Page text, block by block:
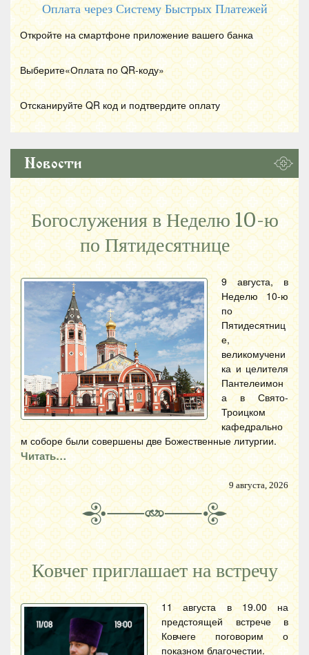
Оплата через Систему Быстрых Платежей
Откройте на смартфоне приложение вашего банка
Выберите«Оплата по QR-коду»
Отсканируйте QR код и подтвердите оплату
Новости
Богослужения в Неделю 10-ю
по Пятидесятнице
9 августа, в
Неделю 10-ю
по
Пятидесятниц
е,
великомучени
ка и целителя
Пантелеимон
а в Свято-
Троицком
кафедрально
м соборе были совершены две Божественные литургии.
Читать…
9 августа, 2026
Ковчег приглашает на встречу
11 августа в 19.00 на
предстоящей встрече в
Ковчеге поговорим о
показном благочестии.